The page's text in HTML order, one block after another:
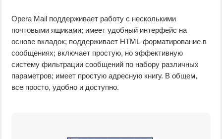
Opera Mail поддерживает работу с несколькими
почтовыми ящиками; имеет удобный интерфейс на
основе вкладок; поддерживает HTML-форматирование в
сообщениях; включает простую, но эффективную
систему фильтрации сообщений по набору различных
параметров; имеет простую адресную книгу. В общем,
все просто, удобно и доступно.